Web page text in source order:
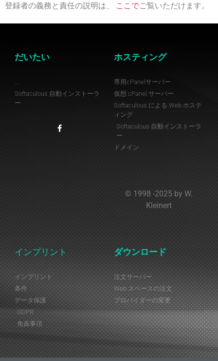
登録者の義務と責任の説明は、 ここでご覧いただけます。
だいたい
Softaculous 自動インストーラ
ー
ホスティング
専用cPanelサーバー
仮想 cPanel サーバー
Softaculous による Web ホステ
ィング
Softaculous 自動インストーラ
ー
ドメイン
© 1998 -2025 by W.
Kleinert
インプリント
インプリント
条件
データ保護
GDPR
免責事項
ダウンロード
注文サーバー
Web スペースの注文
プロバイダーの変更